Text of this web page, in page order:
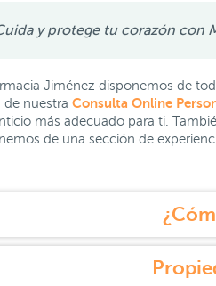
y protege tu corazón con
Jiménez disponemos de
de nuestra Consulta Online
más adecuado para ti.
de una sección de